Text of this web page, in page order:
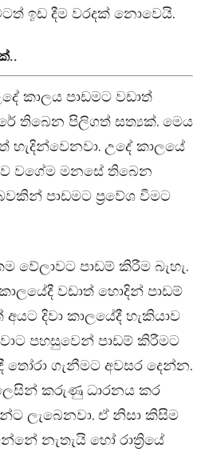
ඉඩ දීම වරදක් නොවෙයි.
කාලය පාඩමට වඩාත්
තිබෙන පිලිගත් සත්‍යක්. මෙය
හැදින්වෙනවා. උදේ කාලයේ
වගේම මනසේ තිබෙන
පාඩමට ප්‍රවේශ වීමට
වේලාවට පාඩම් කිරීම බැහැ.
වඩාත් හොදින් පාඩම්
දිවා කාලයේදී හැකියාව
පහසුවෙන් පාඩම් කිරීමට
තෝරා ගැනීමට අවසර දෙන්න.
කරුණු ධාරනය කර
ලැබෙනවා. ඒ නිසා කිසිම
නැතැයි හෝ රාත්‍රියේ